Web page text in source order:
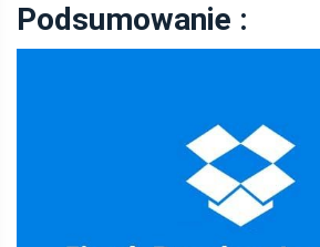
Podsumowanie :